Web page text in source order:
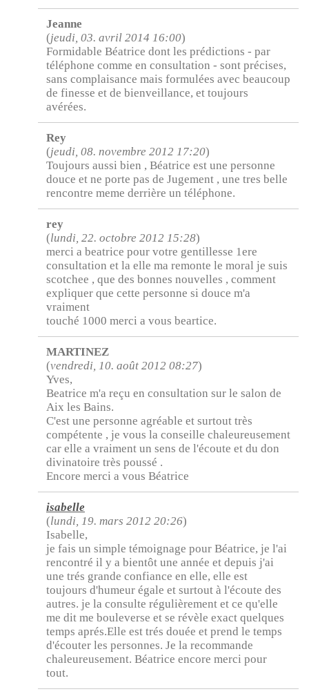
Jeanne
(jeudi, 03. avril 2014 16:00)
Formidable Béatrice dont les prédictions - par
téléphone comme en consultation - sont précises,
sans complaisance mais formulées avec beaucoup
de finesse et de bienveillance, et toujours
avérées.
Rey
(jeudi, 08. novembre 2012 17:20)
Toujours aussi bien , Béatrice est une personne
douce et ne porte pas de Jugement , une tres belle
rencontre meme derrière un téléphone.
rey
(lundi, 22. octobre 2012 15:28)
merci a beatrice pour votre gentillesse 1ere
consultation et la elle ma remonte le moral je suis
scotchee , que des bonnes nouvelles , comment
expliquer que cette personne si douce m'a
vraiment
touché 1000 merci a vous beartice.
MARTINEZ
(vendredi, 10. août 2012 08:27)
Yves,
Beatrice m'a reçu en consultation sur le salon de
Aix les Bains.
C'est une personne agréable et surtout très
compétente , je vous la conseille chaleureusement
car elle a vraiment un sens de l'écoute et du don
divinatoire très poussé .
Encore merci a vous Béatrice
isabelle
(lundi, 19. mars 2012 20:26)
Isabelle,
je fais un simple témoignage pour Béatrice, je l'ai
rencontré il y a bientôt une année et depuis j'ai
une trés grande confiance en elle, elle est
toujours d'humeur égale et surtout à l'écoute des
autres. je la consulte régulièrement et ce qu'elle
me dit me bouleverse et se révèle exact quelques
temps aprés.Elle est trés douée et prend le temps
d'écouter les personnes. Je la recommande
chaleureusement. Béatrice encore merci pour
tout.